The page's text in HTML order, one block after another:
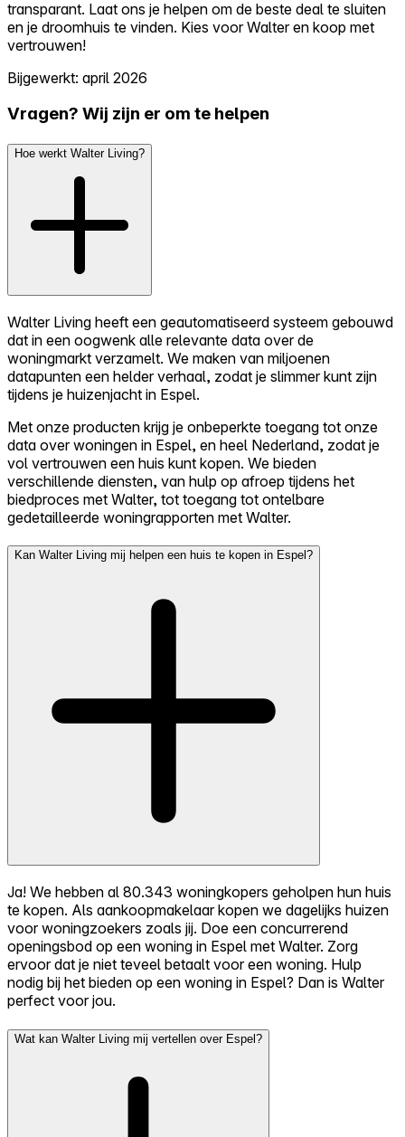
transparant. Laat ons je helpen om de beste deal te sluiten
en je droomhuis te vinden. Kies voor Walter en koop met
vertrouwen!
Bijgewerkt: april 2026
Vragen? Wij zijn er om te helpen
Hoe werkt Walter Living?
Walter Living heeft een geautomatiseerd systeem gebouwd
dat in een oogwenk alle relevante data over de
woningmarkt verzamelt. We maken van miljoenen
datapunten een helder verhaal, zodat je slimmer kunt zijn
tijdens je huizenjacht in Espel.
Met onze producten krijg je onbeperkte toegang tot onze
data over woningen in Espel, en heel Nederland, zodat je
vol vertrouwen een huis kunt kopen. We bieden
verschillende diensten, van hulp op afroep tijdens het
biedproces met Walter, tot toegang tot ontelbare
gedetailleerde woningrapporten met Walter.
Kan Walter Living mij helpen een huis te kopen in Espel?
Ja! We hebben al 80.343 woningkopers geholpen hun huis
te kopen. Als aankoopmakelaar kopen we dagelijks huizen
voor woningzoekers zoals jij. Doe een concurrerend
openingsbod op een woning in Espel met Walter. Zorg
ervoor dat je niet teveel betaalt voor een woning. Hulp
nodig bij het bieden op een woning in Espel? Dan is Walter
perfect voor jou.
Wat kan Walter Living mij vertellen over Espel?